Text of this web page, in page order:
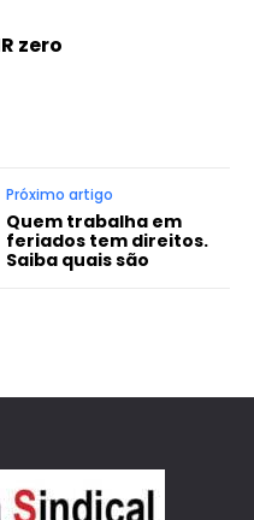
zero
Próximo artigo
Quem trabalha em
feriados tem direitos.
Saiba quais são